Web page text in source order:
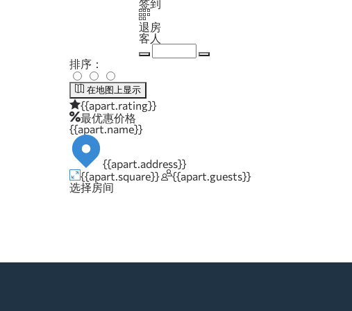
签到
退房
客人
排序：
在地图上显示
{{apart.rating}}
最优惠价格
{{apart.name}}
{{apart.address}}
{{apart.square}}
{{apart.guests}}
选择房间